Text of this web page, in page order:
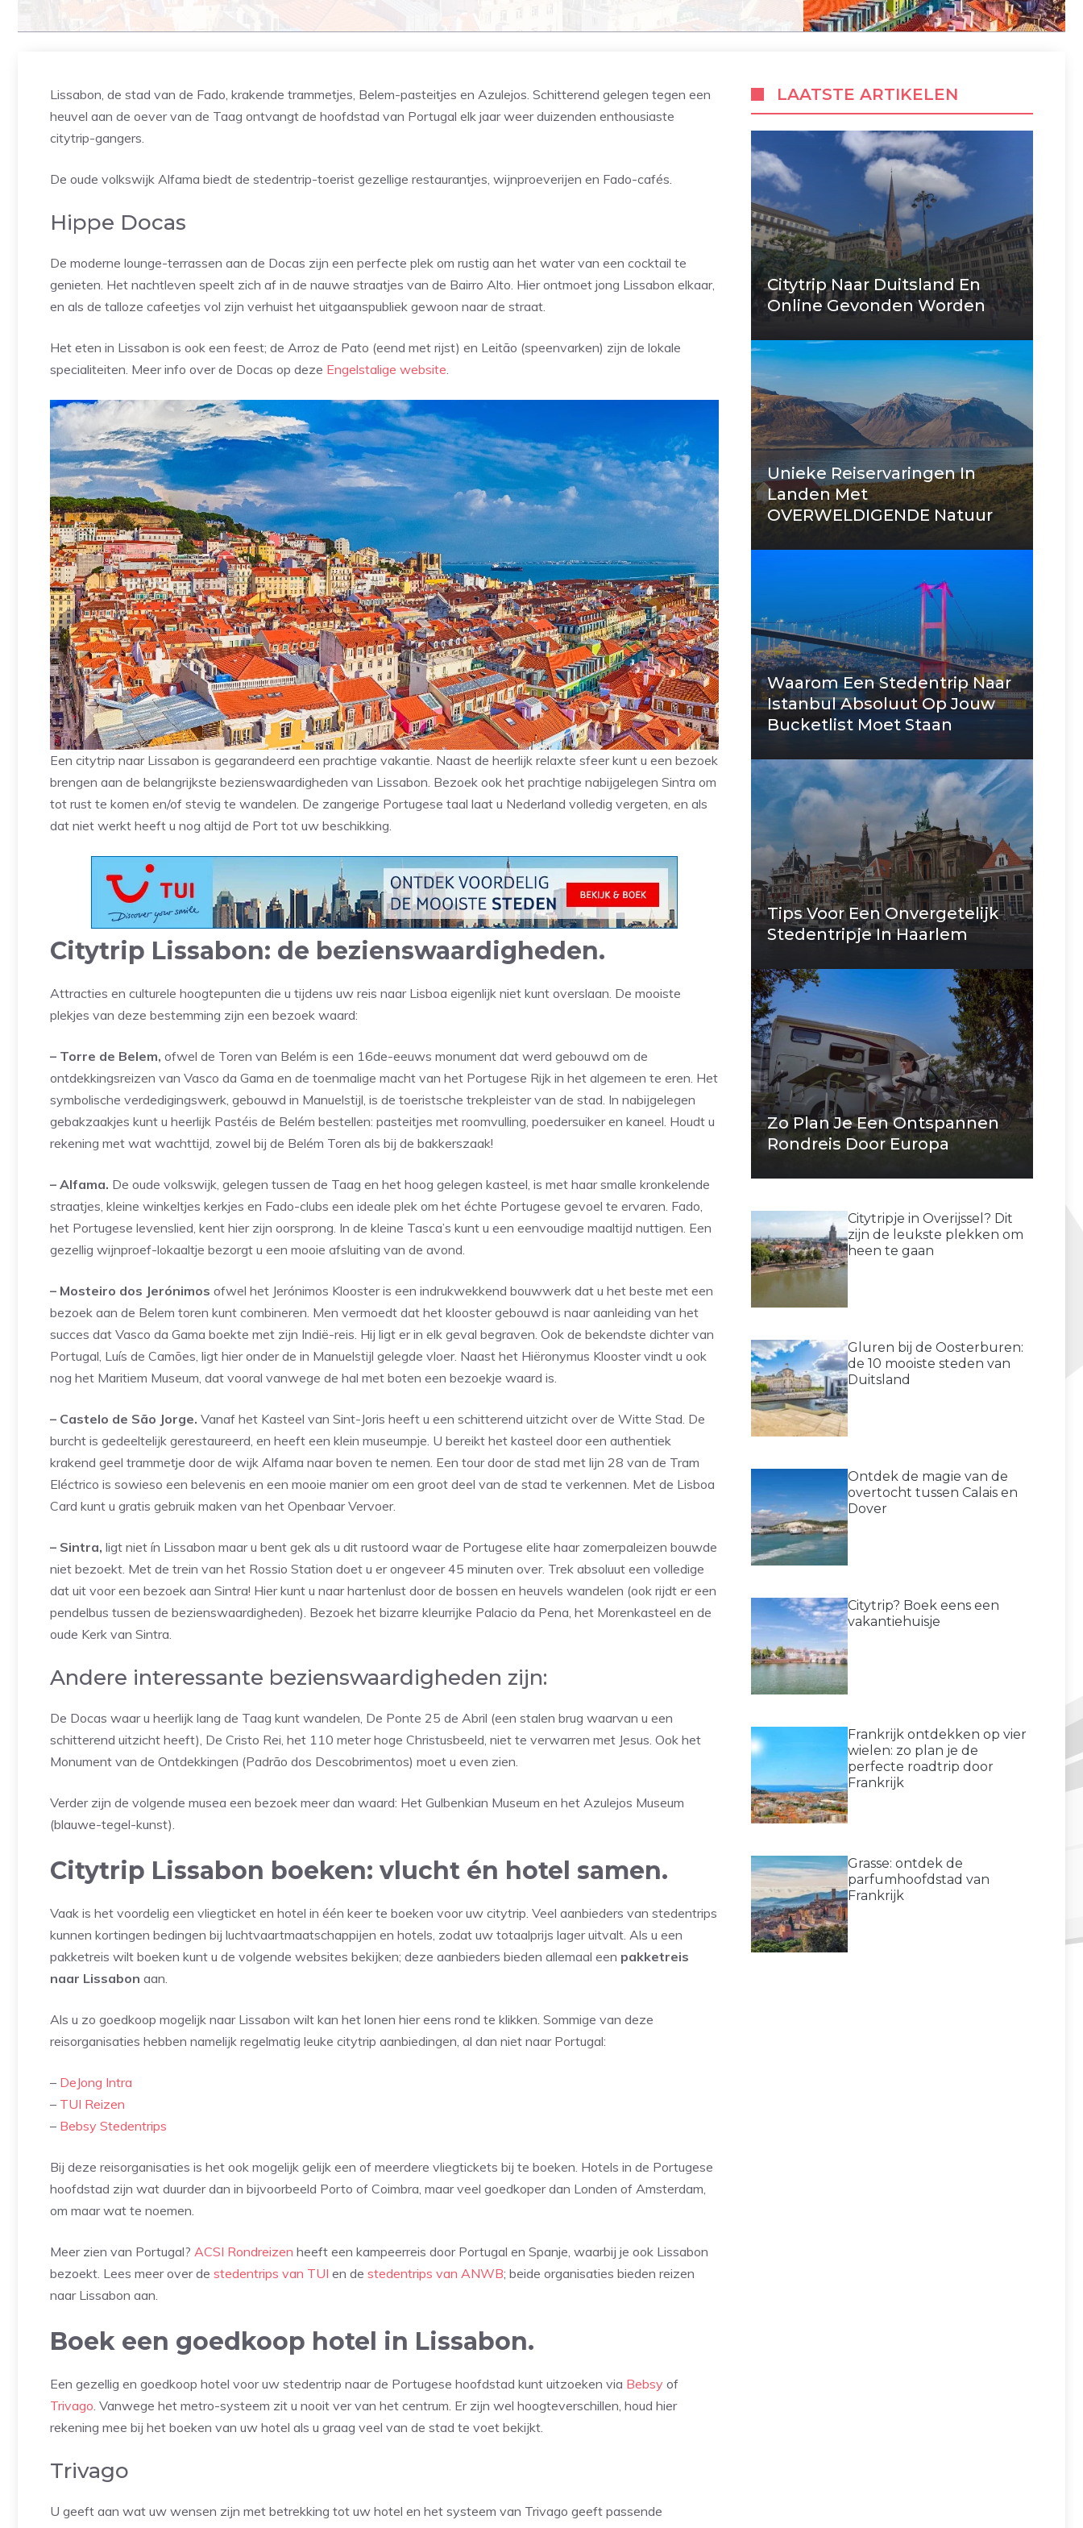
Lissabon, de stad van de Fado, krakende trammetjes, Belem-pasteitjes en Azulejos. Schitterend gelegen tegen een
heuvel aan de oever van de Taag ontvangt de hoofdstad van Portugal elk jaar weer duizenden enthousiaste
citytrip-gangers.
De oude volkswijk Alfama biedt de stedentrip-toerist gezellige restaurantjes, wijnproeverijen en Fado-cafés.
Hippe Docas
De moderne lounge-terrassen aan de Docas zijn een perfecte plek om rustig aan het water van een cocktail te
genieten. Het nachtleven speelt zich af in de nauwe straatjes van de Bairro Alto. Hier ontmoet jong Lissabon elkaar,
en als de talloze cafeetjes vol zijn verhuist het uitgaanspubliek gewoon naar de straat.
Het eten in Lissabon is ook een feest; de Arroz de Pato (eend met rijst) en Leitão (speenvarken) zijn de lokale
specialiteiten. Meer info over de Docas op deze Engelstalige website.
Een citytrip naar Lissabon is gegarandeerd een prachtige vakantie. Naast de heerlijk relaxte sfeer kunt u een bezoek
brengen aan de belangrijkste bezienswaardigheden van Lissabon. Bezoek ook het prachtige nabijgelegen Sintra om
tot rust te komen en/of stevig te wandelen. De zangerige Portugese taal laat u Nederland volledig vergeten, en als
dat niet werkt heeft u nog altijd de Port tot uw beschikking.
Citytrip Lissabon: de bezienswaardigheden.
Attracties en culturele hoogtepunten die u tijdens uw reis naar Lisboa eigenlijk niet kunt overslaan. De mooiste
plekjes van deze bestemming zijn een bezoek waard:
– Torre de Belem, ofwel de Toren van Belém is een 16de-eeuws monument dat werd gebouwd om de
ontdekkingsreizen van Vasco da Gama en de toenmalige macht van het Portugese Rijk in het algemeen te eren. Het
symbolische verdedigingswerk, gebouwd in Manuelstijl, is de toeristsche trekpleister van de stad. In nabijgelegen
gebakzaakjes kunt u heerlijk Pastéis de Belém bestellen: pasteitjes met roomvulling, poedersuiker en kaneel. Houdt u
rekening met wat wachttijd, zowel bij de Belém Toren als bij de bakkerszaak!
– Alfama. De oude volkswijk, gelegen tussen de Taag en het hoog gelegen kasteel, is met haar smalle kronkelende
straatjes, kleine winkeltjes kerkjes en Fado-clubs een ideale plek om het échte Portugese gevoel te ervaren. Fado,
het Portugese levenslied, kent hier zijn oorsprong. In de kleine Tasca’s kunt u een eenvoudige maaltijd nuttigen. Een
gezellig wijnproef-lokaaltje bezorgt u een mooie afsluiting van de avond.
– Mosteiro dos Jerónimos ofwel het Jerónimos Klooster is een indrukwekkend bouwwerk dat u het beste met een
bezoek aan de Belem toren kunt combineren. Men vermoedt dat het klooster gebouwd is naar aanleiding van het
succes dat Vasco da Gama boekte met zijn Indië-reis. Hij ligt er in elk geval begraven. Ook de bekendste dichter van
Portugal, Luís de Camões, ligt hier onder de in Manuelstijl gelegde vloer. Naast het Hiëronymus Klooster vindt u ook
nog het Maritiem Museum, dat vooral vanwege de hal met boten een bezoekje waard is.
– Castelo de São Jorge. Vanaf het Kasteel van Sint-Joris heeft u een schitterend uitzicht over de Witte Stad. De
burcht is gedeeltelijk gerestaureerd, en heeft een klein museumpje. U bereikt het kasteel door een authentiek
krakend geel trammetje door de wijk Alfama naar boven te nemen. Een tour door de stad met lijn 28 van de Tram
Eléctrico is sowieso een belevenis en een mooie manier om een groot deel van de stad te verkennen. Met de Lisboa
Card kunt u gratis gebruik maken van het Openbaar Vervoer.
– Sintra, ligt niet ín Lissabon maar u bent gek als u dit rustoord waar de Portugese elite haar zomerpaleizen bouwde
niet bezoekt. Met de trein van het Rossio Station doet u er ongeveer 45 minuten over. Trek absoluut een volledige
dat uit voor een bezoek aan Sintra! Hier kunt u naar hartenlust door de bossen en heuvels wandelen (ook rijdt er een
pendelbus tussen de bezienswaardigheden). Bezoek het bizarre kleurrijke Palacio da Pena, het Morenkasteel en de
oude Kerk van Sintra.
Andere interessante bezienswaardigheden zijn:
De Docas waar u heerlijk lang de Taag kunt wandelen, De Ponte 25 de Abril (een stalen brug waarvan u een
schitterend uitzicht heeft), De Cristo Rei, het 110 meter hoge Christusbeeld, niet te verwarren met Jesus. Ook het
Monument van de Ontdekkingen (Padrão dos Descobrimentos) moet u even zien.
Verder zijn de volgende musea een bezoek meer dan waard: Het Gulbenkian Museum en het Azulejos Museum
(blauwe-tegel-kunst).
Citytrip Lissabon boeken: vlucht én hotel samen.
Vaak is het voordelig een vliegticket en hotel in één keer te boeken voor uw citytrip. Veel aanbieders van stedentrips
kunnen kortingen bedingen bij luchtvaartmaatschappijen en hotels, zodat uw totaalprijs lager uitvalt. Als u een
pakketreis wilt boeken kunt u de volgende websites bekijken; deze aanbieders bieden allemaal een pakketreis
naar Lissabon aan.
Als u zo goedkoop mogelijk naar Lissabon wilt kan het lonen hier eens rond te klikken. Sommige van deze
reisorganisaties hebben namelijk regelmatig leuke citytrip aanbiedingen, al dan niet naar Portugal:
– DeJong Intra
– TUI Reizen
– Bebsy Stedentrips
Bij deze reisorganisaties is het ook mogelijk gelijk een of meerdere vliegtickets bij te boeken. Hotels in de Portugese
hoofdstad zijn wat duurder dan in bijvoorbeeld Porto of Coimbra, maar veel goedkoper dan Londen of Amsterdam,
om maar wat te noemen.
Meer zien van Portugal? ACSI Rondreizen heeft een kampeerreis door Portugal en Spanje, waarbij je ook Lissabon
bezoekt. Lees meer over de stedentrips van TUI en de stedentrips van ANWB; beide organisaties bieden reizen
naar Lissabon aan.
Boek een goedkoop hotel in Lissabon.
Een gezellig en goedkoop hotel voor uw stedentrip naar de Portugese hoofdstad kunt uitzoeken via Bebsy of
Trivago. Vanwege het metro-systeem zit u nooit ver van het centrum. Er zijn wel hoogteverschillen, houd hier
rekening mee bij het boeken van uw hotel als u graag veel van de stad te voet bekijkt.
Trivago
U geeft aan wat uw wensen zijn met betrekking tot uw hotel en het systeem van Trivago geeft passende
LAATSTE ARTIKELEN
Citytrip Naar Duitsland En
Online Gevonden Worden
Unieke Reiservaringen In
Landen Met
OVERWELDIGENDE Natuur
Waarom Een Stedentrip Naar
Istanbul Absoluut Op Jouw
Bucketlist Moet Staan
Tips Voor Een Onvergetelijk
Stedentripje In Haarlem
Zo Plan Je Een Ontspannen
Rondreis Door Europa
Citytripje in Overijssel? Dit
zijn de leukste plekken om
heen te gaan
Gluren bij de Oosterburen:
de 10 mooiste steden van
Duitsland
Ontdek de magie van de
overtocht tussen Calais en
Dover
Citytrip? Boek eens een
vakantiehuisje
Frankrijk ontdekken op vier
wielen: zo plan je de
perfecte roadtrip door
Frankrijk
Grasse: ontdek de
parfumhoofdstad van
Frankrijk